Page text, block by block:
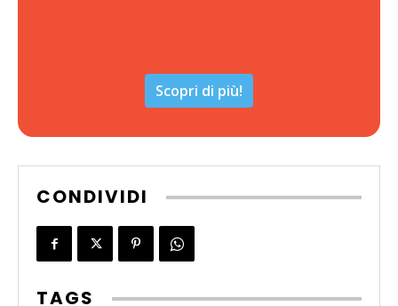
Scopri di più!
CONDIVIDI
TAGS